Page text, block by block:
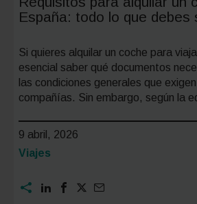
España: todo lo que debes
Si quieres alquilar un coche para
esencial saber qué documentos
las condiciones generales que
compañías. Sin embargo, según la
9 abril, 2026
Categoría:
Viajes